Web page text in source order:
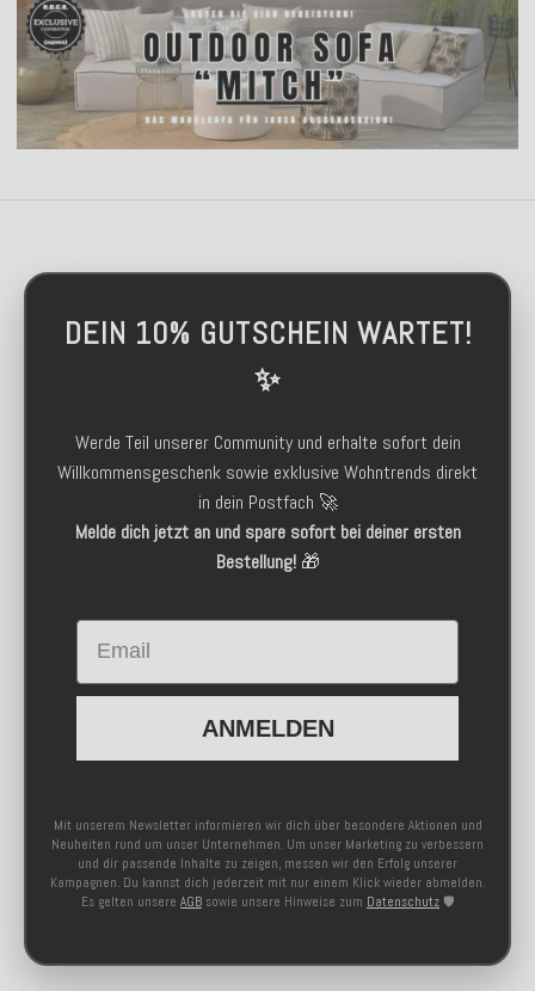
DEIN 10% GUTSCHEIN WARTET!
✨
Werde Teil unserer Community und erhalte sofort dein
Willkommensgeschenk sowie exklusive Wohntrends direkt
in dein Postfach 🚀
Melde dich jetzt an und spare sofort bei deiner ersten
Bestellung!🎁
Email
ANMELDEN
Mit unserem Newsletter informieren wir dich über besondere Aktionen und
Neuheiten rund um unser Unternehmen. Um unser Marketing zu verbessern
und dir passende Inhalte zu zeigen, messen wir den Erfolg unserer
Kampagnen. Du kannst dich jederzeit mit nur einem Klick wieder abmelden.
Es gelten unsere AGB sowie unsere Hinweise zum Datenschutz 🛡️